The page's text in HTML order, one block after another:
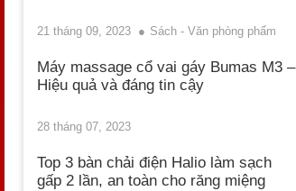
21 tháng 09, 2023 Sách - Văn phòng phẩm
Máy massage cổ vai gáy Bumas M3 –
Hiệu quả và đáng tin cậy
28 tháng 07, 2023
Top 3 bàn chải điện Halio làm sạch
gấp 2 lần, an toàn cho răng miệng